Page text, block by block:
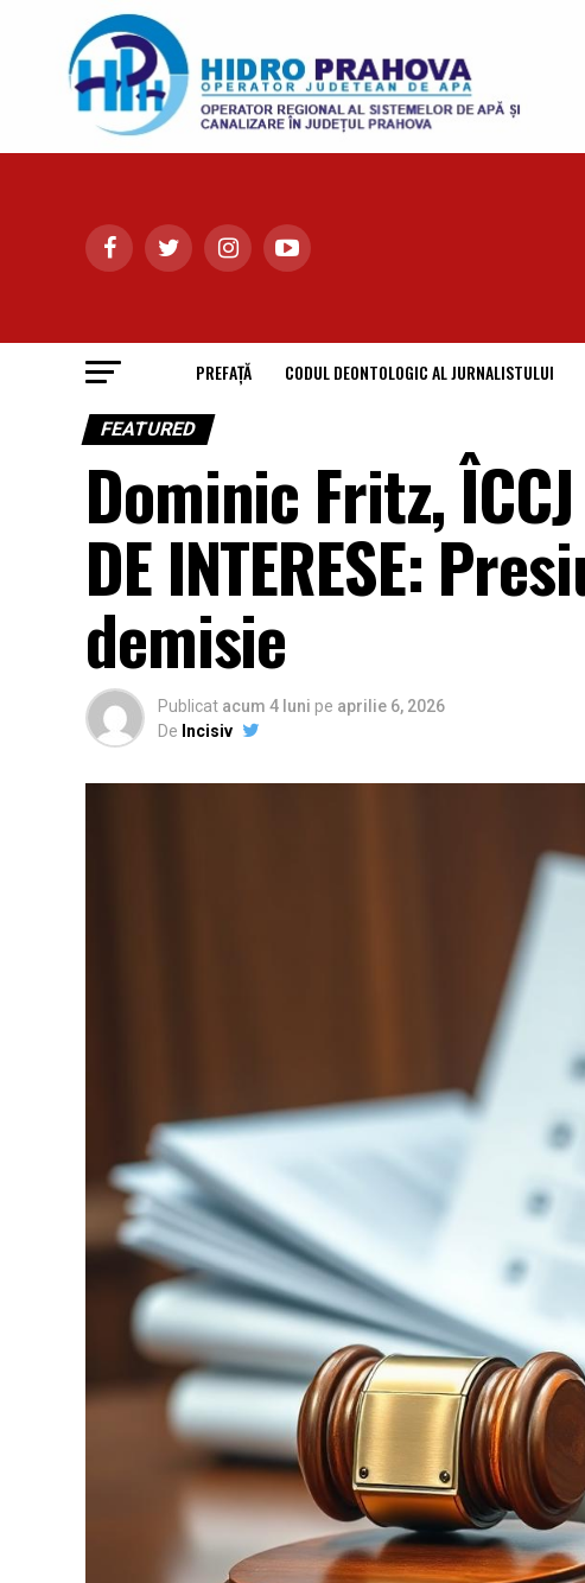
PREFAȚĂ CODUL DEONTOLOGIC AL JURNALISTULUI
FEATURED
Dominic Fritz, ÎCCJ
DE INTERESE:
demisie
Publicat acum 4 luni pe aprilie 6, 2026
De Incisiv